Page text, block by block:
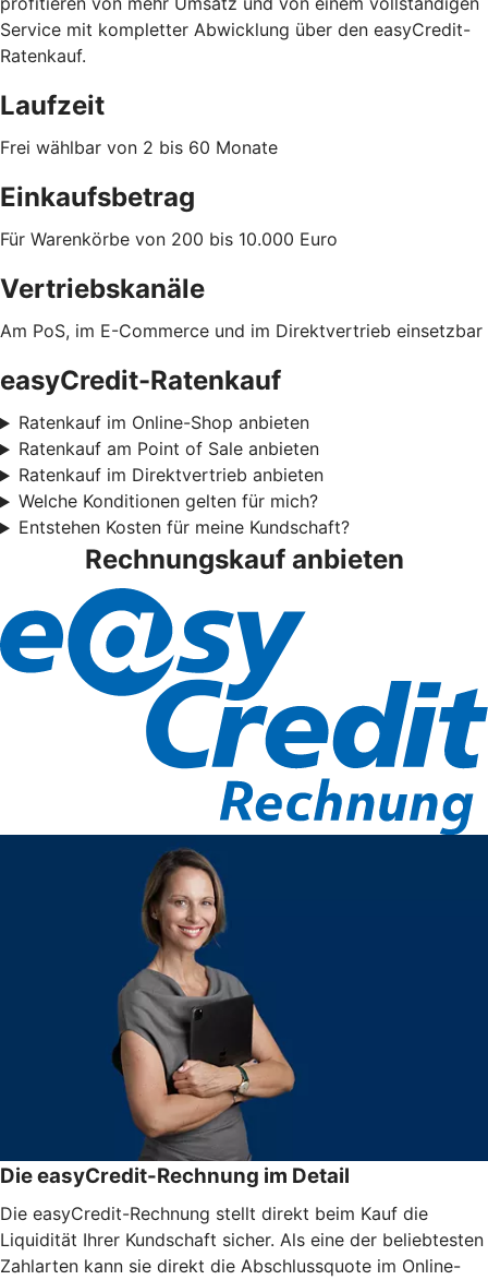
Service mit kompletter Abwicklung über den easyCredit-
Ratenkauf.
Laufzeit
Frei wählbar von 2 bis 60 Monate
Einkaufsbetrag
Für Warenkörbe von 200 bis 10.000 Euro
Vertriebskanäle
Am PoS, im E-Commerce und im Direktvertrieb einsetzbar
easyCredit-Ratenkauf
Ratenkauf im Online-Shop anbieten
Ratenkauf am Point of Sale anbieten
Ratenkauf im Direktvertrieb anbieten
Welche Konditionen gelten für mich?
Entstehen Kosten für meine Kundschaft?
Rechnungskauf anbieten
Die easyCredit-Rechnung im Detail
Die easyCredit-Rechnung stellt direkt beim Kauf die
Liquidität Ihrer Kundschaft sicher. Als eine der beliebtesten
Zahlarten kann sie direkt die Abschlussquote im Online-